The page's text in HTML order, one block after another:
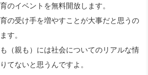
のイベントを無料開放します。
の受け手を増やすことが大事だと思うの
す。
（親も）には社会についてのリアルな情
てないと思うんですよ。